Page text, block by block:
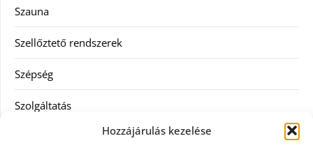
Hozzájárulás kezelése
Szauna
Szellőztető rendszerek
Szépség
Szolgáltatás